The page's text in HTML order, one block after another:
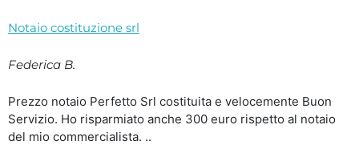
Notaio costituzione srl
Federica B.
Prezzo notaio Perfetto Srl costituita e velocemente Buon
Servizio. Ho risparmiato anche 300 euro rispetto al notaio
del mio commercialista. ..